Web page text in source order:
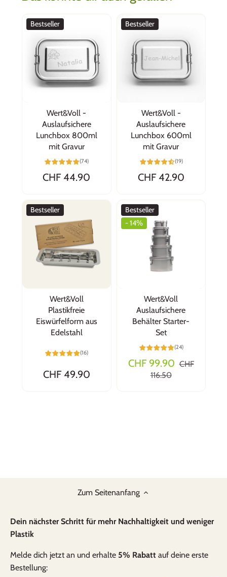
Bestseller
Wert&Voll -
Auslaufsichere
Lunchbox 800ml
mit Gravur
(74)
CHF 44.90
Bestseller
Wert&Voll -
Auslaufsichere
Lunchbox 600ml
mit Gravur
(19)
CHF 42.90
Bestseller
Wert&Voll
Plastikfreie
Eiswürfelform aus
Edelstahl
(16)
CHF 49.90
Bestseller
- 14%
Wert&Voll
Auslaufsichere
Behälter Starter-
Set
(24)
CHF 99.90 CHF
116.50
Zum Seitenanfang
Dein nächster Schritt für mehr Nachhaltigkeit und weniger
Plastik
Melde dich jetzt an und erhalte 5% Rabatt auf deine erste
Bestellung: